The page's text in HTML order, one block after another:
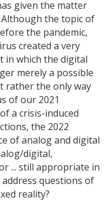
given the matter
Although the topic of
the pandemic,
created a very
in which the digital
merely a possible
rather the only way
of our 2021
a crisis-induced
the 2022
of analog and digital
digital,
... still appropriate in
questions of
reality?